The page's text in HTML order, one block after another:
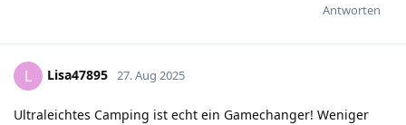
Antworten
L Lisa47895 27. Aug 2025
Ultraleichtes Camping ist echt ein Gamechanger! Weniger